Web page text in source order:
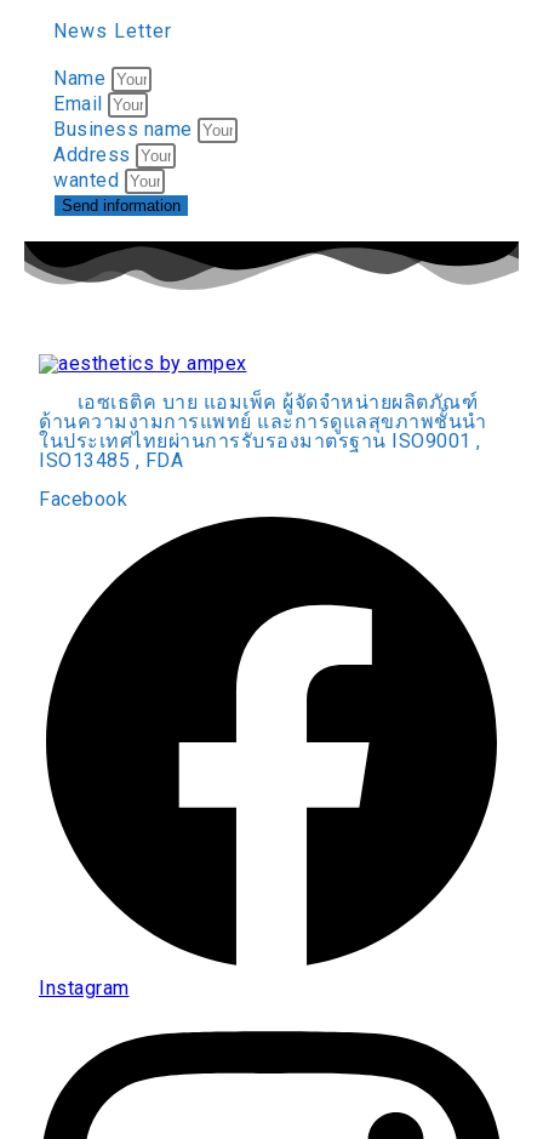
News Letter
Name
Email
Business name
Address
wanted
Send information
เอซเธติค บาย แอมเพ็ค ผู้จัดจำหน่ายผลิตภัณฑ์
ด้านความงามการแพทย์ และการดูแลสุขภาพชั้นนำ
ในประเทศไทยผ่านการรับรองมาตรฐาน ISO9001 ,
ISO13485 , FDA
Facebook
Instagram